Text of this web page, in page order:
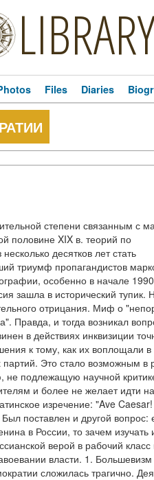
Files Diaries
степени связанным с
половине XIX в. теорий по
десятков лет стать
триумф пропагандистов
особенно в начале
зашла в исторический тупик.
отрицания. Миф о
Правда, и тогда возникал
в действиях инквизиции
к тому, как их воплощали
Это стало возможным в
не подлежащую научной
и более не желает идти
изречение: "Ave
поставлен и другой вопрос:
в России, то зачем изучать
верой в рабочий класс
власти. 1. Большевизм
сложилась трагично.